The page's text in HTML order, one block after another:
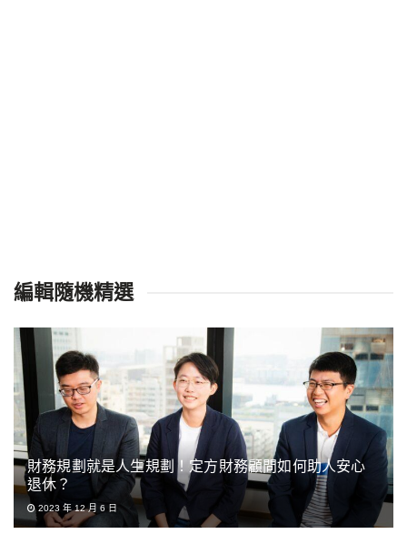
編輯隨機精選
財務規劃就是人生規劃！定方財務顧問如何助人安心
退休？
2023 年 12 月 6 日